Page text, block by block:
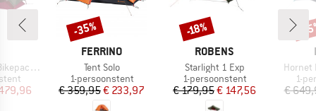
1
prijs
MERK
FERRINO
Artikel
Tent Solo
Productgroep
1-persoonstent
Prijs
€ 359,95Verlaagde prijs
€ 233,97
Korting
-35%
MERK
ROBENS
Artikel
Starlight 1 Exp
Productgroep
1-persoonstent
Prijs
€ 179,95Verlaagde prijs
€ 147,56
Korting
-18%
Artikel
Hornet
1-
€
-